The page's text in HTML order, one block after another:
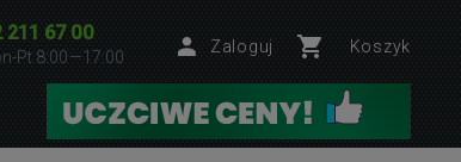
211 67 00
Pt 8:00—17:00
Zaloguj Koszyk